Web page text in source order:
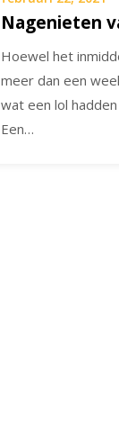
Nagenieten
Hoewel het
meer dan een
wat een lol
Een…